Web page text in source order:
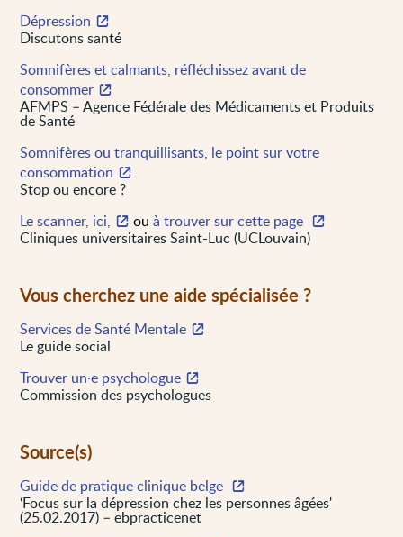
Dépression
Discutons santé
Somnifères et calmants, réfléchissez avant de
consommer
AFMPS – Agence Fédérale des Médicaments et Produits
de Santé
Somnifères ou tranquillisants, le point sur votre
consommation
Stop ou encore ?
Le scanner, ici,
ouà trouver sur cette page
Cliniques universitaires Saint-Luc (UCLouvain)
Vous cherchez une aide spécialisée ?
Services de Santé Mentale
Le guide social
Trouver un·e psychologue
Commission des psychologues
Source(s)
Guide de pratique clinique belge
‘Focus sur la dépression chez les personnes âgées'
(25.02.2017) – ebpracticenet